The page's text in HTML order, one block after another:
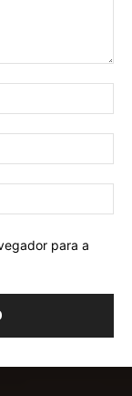
para a